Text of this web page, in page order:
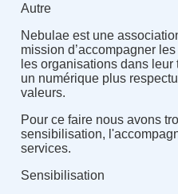
Autre
Nebulae est une
mission d’accompagner
les organisations dans leur
un numérique plus
valeurs.
Pour ce faire nous avons
sensibilisation,
services.
Sensibilisation